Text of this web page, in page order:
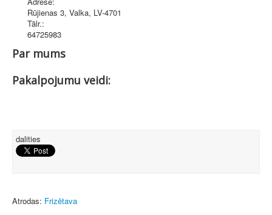
Rūjienas 3, Valka, LV-4701
Tālr.:
64725983
Par mums
Pakalpojumu veidi:
dalities
Atrodas: Frizētava